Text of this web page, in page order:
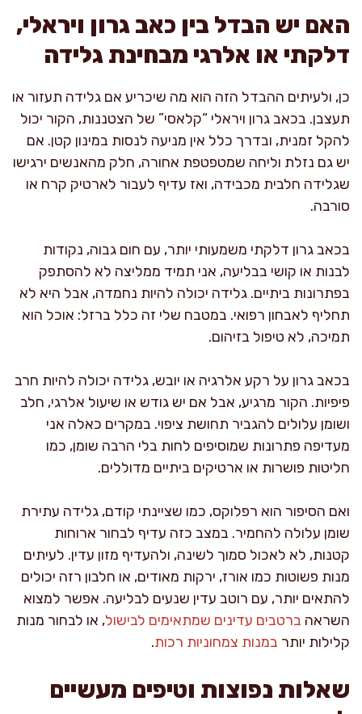
האם יש הבדל בין כאב גרון ויראלי,
דלקתי או אלרגי מבחינת גלידה
כן, ולעיתים ההבדל הזה הוא מה שיכריע אם גלידה תעזור או
תעצבן. בכאב גרון ויראלי “קלאסי” של הצטננות, הקור יכול
להקל זמנית, ובדרך כלל אין מניעה לנסות במינון קטן. אם
יש גם נזלת וליחה שמטפטפת אחורה, חלק מהאנשים ירגישו
שגלידה חלבית מכבידה, ואז עדיף לעבור לארטיק קרח או
סורבה.
בכאב גרון דלקתי משמעותי יותר, עם חום גבוה, נקודות
לבנות או קושי בבליעה, אני תמיד ממליצה לא להסתפק
בפתרונות ביתיים. גלידה יכולה להיות נחמדה, אבל היא לא
תחליף לאבחון רפואי. במטבח שלי זה כלל ברזל: אוכל הוא
תמיכה, לא טיפול בזיהום.
בכאב גרון על רקע אלרגיה או יובש, גלידה יכולה להיות חרב
פיפיות. הקור מרגיע, אבל אם יש גודש או שיעול אלרגי, חלב
ושומן עלולים להגביר תחושת ציפוי. במקרים כאלה אני
מעדיפה פתרונות שמוסיפים לחות בלי הרבה שומן, כמו
חליטות פושרות או ארטיקים ביתיים מדוללים.
ואם הסיפור הוא רפלוקס, כמו שציינתי קודם, גלידה עתירת
שומן עלולה להחמיר. במצב כזה עדיף לבחור ארוחות
קטנות, לא לאכול סמוך לשינה, ולהעדיף מזון עדין. לעיתים
מנות פשוטות כמו אורז, ירקות מאודים, או חלבון רזה יכולים
להתאים יותר, עם רוטב עדין שנעים לבליעה. אפשר למצוא
השראה ברטבים עדינים שמתאימים לבישול, או לבחור מנות
קלילות יותר במנות צמחוניות רכות.
שאלות נפוצות וטיפים מעשיים